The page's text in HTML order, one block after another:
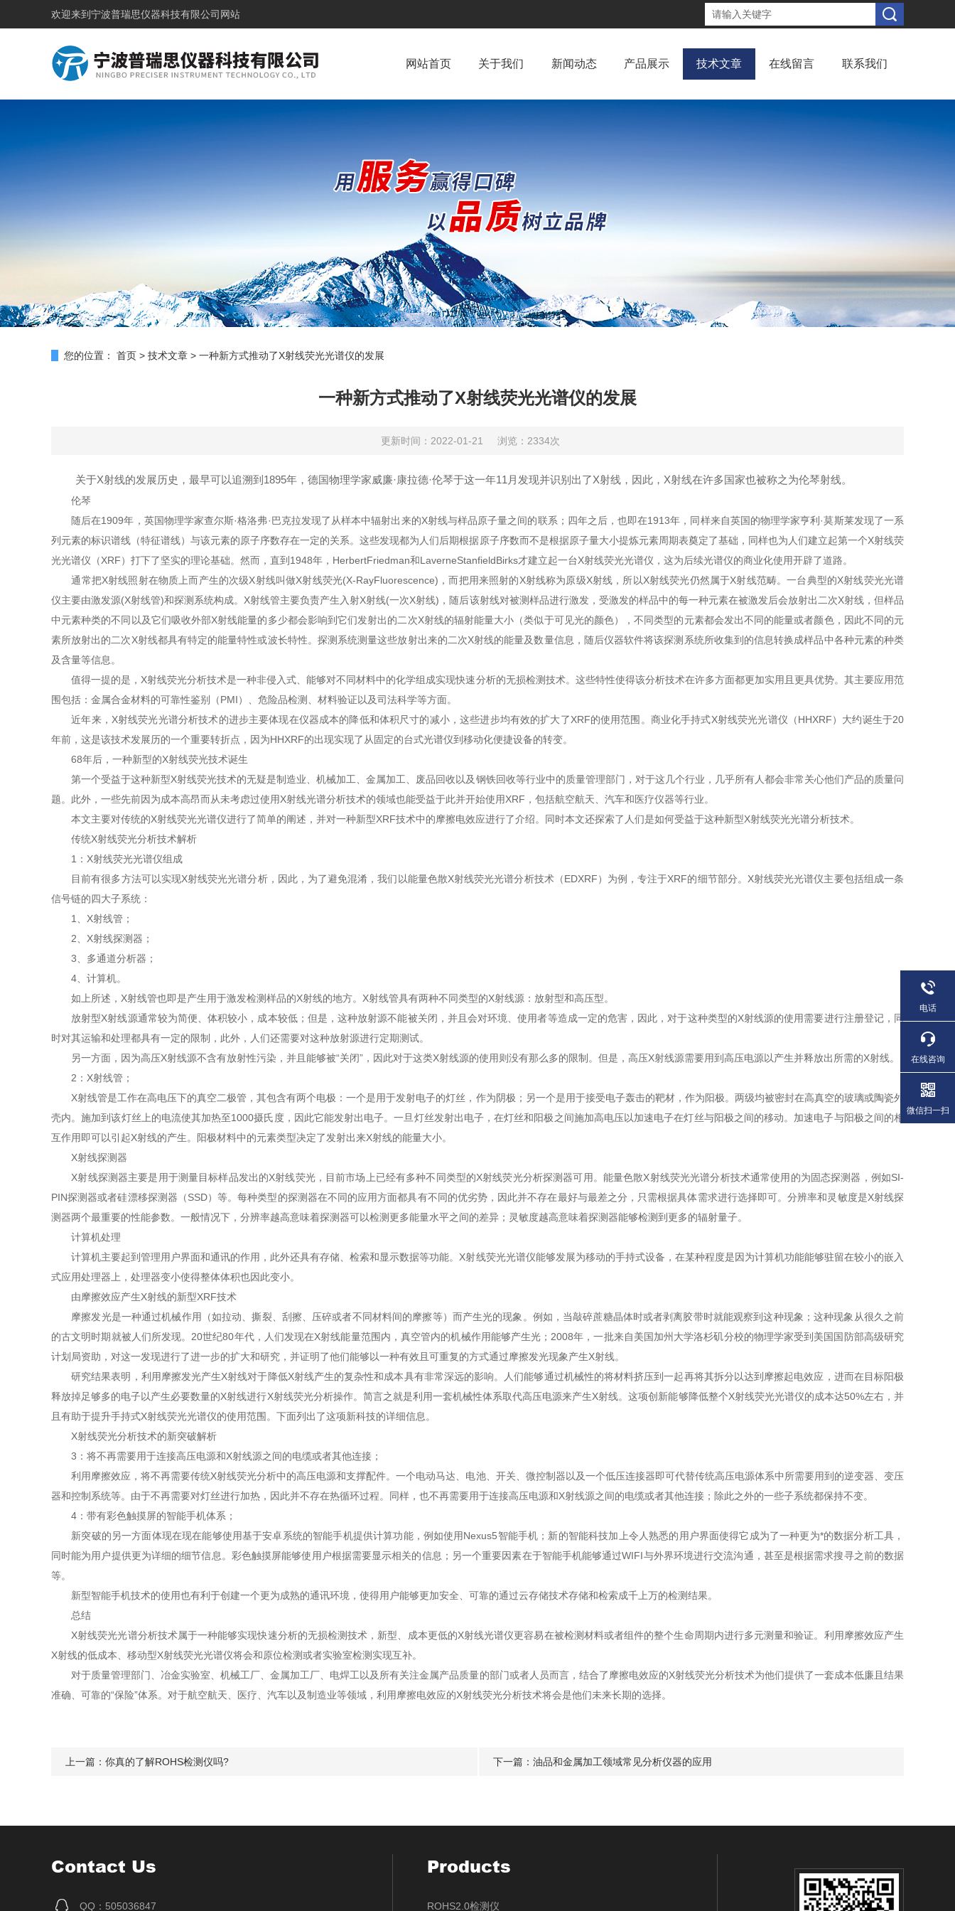
欢迎来到 宁波普瑞思仪器科技有限公司网站
网站首页 关于我们 新闻动态 产品展示 技术文章 在线留言 联系我们
您的位置： 首页 > 技术文章 > 一种新方式推动了X射线荧光光谱仪的发展
一种新方式推动了X射线荧光光谱仪的发展
更新时间：2022-01-21 浏览：2334次
关于X射线的发展历史，最早可以追溯到1895年，德国物理学家威廉·康拉德·伦琴于这一年11月发现并识别出了X射线，因此，X射线在许多国家也被称之为伦琴射线。
伦琴
随后在1909年，英国物理学家查尔斯·格洛弗·巴克拉发现了从样本中辐射出来的X射线与样品原子量之间的联系；四年之后，也即在1913年，同样来自英国的物理学家亨利·莫斯莱发现了一系
列元素的标识谱线（特征谱线）与该元素的原子序数存在一定的关系。这些发现都为人们后期根据原子序数而不是根据原子量大小提炼元素周期表奠定了基础，同样也为人们建立起第一个X射线荧
光光谱仪（XRF）打下了坚实的理论基础。然而，直到1948年，HerbertFriedman和LaverneStanfieldBirks才建立起一台X射线荧光光谱仪，这为后续光谱仪的商业化使用开辟了道路。
通常把X射线照射在物质上而产生的次级X射线叫做X射线荧光(X-RayFluorescence)，而把用来照射的X射线称为原级X射线，所以X射线荧光仍然属于X射线范畴。一台典型的X射线荧光光谱
仪主要由激发源(X射线管)和探测系统构成。X射线管主要负责产生入射X射线(一次X射线)，随后该射线对被测样品进行激发，受激发的样品中的每一种元素在被激发后会放射出二次X射线，但样品
中元素种类的不同以及它们吸收外部X射线能量的多少都会影响到它们发射出的二次X射线的辐射能量大小（类似于可见光的颜色），不同类型的元素都会发出不同的能量或者颜色，因此不同的元
素所放射出的二次X射线都具有特定的能量特性或波长特性。探测系统测量这些放射出来的二次X射线的能量及数量信息，随后仪器软件将该探测系统所收集到的信息转换成样品中各种元素的种类
及含量等信息。
值得一提的是，X射线荧光分析技术是一种非侵入式、能够对不同材料中的化学组成实现快速分析的无损检测技术。这些特性使得该分析技术在许多方面都更加实用且更具优势。其主要应用范
围包括：金属合金材料的可靠性鉴别（PMI）、危险品检测、材料验证以及司法科学等方面。
近年来，X射线荧光光谱分析技术的进步主要体现在仪器成本的降低和体积尺寸的减小，这些进步均有效的扩大了XRF的使用范围。商业化手持式X射线荧光光谱仪（HHXRF）大约诞生于20
年前，这是该技术发展历的一个重要转折点，因为HHXRF的出现实现了从固定的台式光谱仪到移动化便捷设备的转变。
68年后，一种新型的X射线荧光技术诞生
第一个受益于这种新型X射线荧光技术的无疑是制造业、机械加工、金属加工、废品回收以及钢铁回收等行业中的质量管理部门，对于这几个行业，几乎所有人都会非常关心他们产品的质量问
题。此外，一些先前因为成本高昂而从未考虑过使用X射线光谱分析技术的领域也能受益于此并开始使用XRF，包括航空航天、汽车和医疗仪器等行业。
本文主要对传统的X射线荧光光谱仪进行了简单的阐述，并对一种新型XRF技术中的摩擦电效应进行了介绍。同时本文还探索了人们是如何受益于这种新型X射线荧光光谱分析技术。
传统X射线荧光分析技术解析
1：X射线荧光光谱仪组成
目前有很多方法可以实现X射线荧光光谱分析，因此，为了避免混淆，我们以能量色散X射线荧光光谱分析技术（EDXRF）为例，专注于XRF的细节部分。X射线荧光光谱仪主要包括组成一条
信号链的四大子系统：
1、X射线管；
2、X射线探测器；
3、多通道分析器；
4、计算机。
如上所述，X射线管也即是产生用于激发检测样品的X射线的地方。X射线管具有两种不同类型的X射线源：放射型和高压型。
放射型X射线源通常较为简便、体积较小，成本较低；但是，这种放射源不能被关闭，并且会对环境、使用者等造成一定的危害，因此，对于这种类型的X射线源的使用需要进行注册登记，同
时对其运输和处理都具有一定的限制，此外，人们还需要对这种放射源进行定期测试。
另一方面，因为高压X射线源不含有放射性污染，并且能够被“关闭”，因此对于这类X射线源的使用则没有那么多的限制。但是，高压X射线源需要用到高压电源以产生并释放出所需的X射线。
2：X射线管；
X射线管是工作在高电压下的真空二极管，其包含有两个电极：一个是用于发射电子的灯丝，作为阴极；另一个是用于接受电子轰击的靶材，作为阳极。两级均被密封在高真空的玻璃或陶瓷外
壳内。施加到该灯丝上的电流使其加热至1000摄氏度，因此它能发射出电子。一旦灯丝发射出电子，在灯丝和阳极之间施加高电压以加速电子在灯丝与阳极之间的移动。加速电子与阳极之间的相
互作用即可以引起X射线的产生。阳极材料中的元素类型决定了发射出来X射线的能量大小。
X射线探测器
X射线探测器主要是用于测量目标样品发出的X射线荧光，目前市场上已经有多种不同类型的X射线荧光分析探测器可用。能量色散X射线荧光光谱分析技术通常使用的为固态探测器，例如SI-
PIN探测器或者硅漂移探测器（SSD）等。每种类型的探测器在不同的应用方面都具有不同的优劣势，因此并不存在最好与最差之分，只需根据具体需求进行选择即可。分辨率和灵敏度是X射线探
测器两个最重要的性能参数。一般情况下，分辨率越高意味着探测器可以检测更多能量水平之间的差异；灵敏度越高意味着探测器能够检测到更多的辐射量子。
计算机处理
计算机主要起到管理用户界面和通讯的作用，此外还具有存储、检索和显示数据等功能。X射线荧光光谱仪能够发展为移动的手持式设备，在某种程度是因为计算机功能能够驻留在较小的嵌入
式应用处理器上，处理器变小使得整体体积也因此变小。
由摩擦效应产生X射线的新型XRF技术
摩擦发光是一种通过机械作用（如拉动、撕裂、刮擦、压碎或者不同材料间的摩擦等）而产生光的现象。例如，当敲碎蔗糖晶体时或者剥离胶带时就能观察到这种现象；这种现象从很久之前
的古文明时期就被人们所发现。20世纪80年代，人们发现在X射线能量范围内，真空管内的机械作用能够产生光；2008年，一批来自美国加州大学洛杉矶分校的物理学家受到美国国防部高级研究
计划局资助，对这一发现进行了进一步的扩大和研究，并证明了他们能够以一种有效且可重复的方式通过摩擦发光现象产生X射线。
研究结果表明，利用摩擦发光产生X射线对于降低X射线产生的复杂性和成本具有非常深远的影响。人们能够通过机械性的将材料挤压到一起再将其拆分以达到摩擦起电效应，进而在目标阳极
释放掉足够多的电子以产生必要数量的X射线进行X射线荧光分析操作。简言之就是利用一套机械性体系取代高压电源来产生X射线。这项创新能够降低整个X射线荧光光谱仪的成本达50%左右，并
且有助于提升手持式X射线荧光光谱仪的使用范围。下面列出了这项新科技的详细信息。
X射线荧光分析技术的新突破解析
3：将不再需要用于连接高压电源和X射线源之间的电缆或者其他连接；
利用摩擦效应，将不再需要传统X射线荧光分析中的高压电源和支撑配件。一个电动马达、电池、开关、微控制器以及一个低压连接器即可代替传统高压电源体系中所需要用到的逆变器、变压
器和控制系统等。由于不再需要对灯丝进行加热，因此并不存在热循环过程。同样，也不再需要用于连接高压电源和X射线源之间的电缆或者其他连接；除此之外的一些子系统都保持不变。
4：带有彩色触摸屏的智能手机体系；
新突破的另一方面体现在现在能够使用基于安卓系统的智能手机提供计算功能，例如使用Nexus5智能手机；新的智能科技加上令人熟悉的用户界面使得它成为了一种更为*的数据分析工具，
同时能为用户提供更为详细的细节信息。彩色触摸屏能够使用户根据需要显示相关的信息；另一个重要因素在于智能手机能够通过WIFI与外界环境进行交流沟通，甚至是根据需求搜寻之前的数据
等。
新型智能手机技术的使用也有利于创建一个更为成熟的通讯环境，使得用户能够更加安全、可靠的通过云存储技术存储和检索成千上万的检测结果。
总结
X射线荧光光谱分析技术属于一种能够实现快速分析的无损检测技术，新型、成本更低的X射线光谱仪更容易在被检测材料或者组件的整个生命周期内进行多元测量和验证。利用摩擦效应产生
X射线的低成本、移动型X射线荧光光谱仪将会和原位检测或者实验室检测实现互补。
对于质量管理部门、冶金实验室、机械工厂、金属加工厂、电焊工以及所有关注金属产品质量的部门或者人员而言，结合了摩擦电效应的X射线荧光分析技术为他们提供了一套成本低廉且结果
准确、可靠的“保险”体系。对于航空航天、医疗、汽车以及制造业等领域，利用摩擦电效应的X射线荧光分析技术将会是他们未来长期的选择。
上一篇： 你真的了解ROHS检测仪吗? 下一篇： 油品和金属加工领域常见分析仪器的应用
Contact Us
QQ：505036847
Products
ROHS2.0检测仪
电话
在线咨询
微信扫一扫